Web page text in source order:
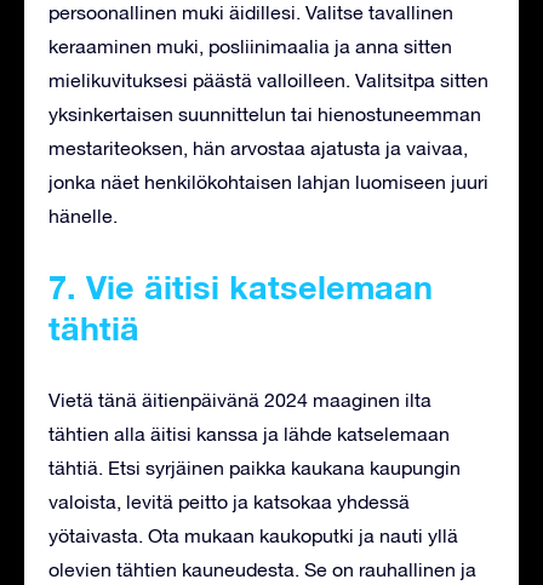
persoonallinen muki äidillesi. Valitse tavallinen
keraaminen muki, posliinimaalia ja anna sitten
mielikuvituksesi päästä valloilleen. Valitsitpa sitten
yksinkertaisen suunnittelun tai hienostuneemman
mestariteoksen, hän arvostaa ajatusta ja vaivaa,
jonka näet henkilökohtaisen lahjan luomiseen juuri
hänelle.
7. Vie äitisi katselemaan
tähtiä
Vietä tänä äitienpäivänä 2024 maaginen ilta
tähtien alla äitisi kanssa ja lähde katselemaan
tähtiä. Etsi syrjäinen paikka kaukana kaupungin
valoista, levitä peitto ja katsokaa yhdessä
yötaivasta. Ota mukaan kaukoputki ja nauti yllä
olevien tähtien kauneudesta. Se on rauhallinen ja